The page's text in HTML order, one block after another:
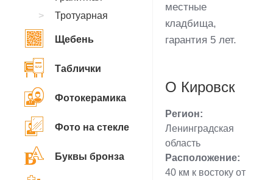
местные
кладбища,
гарантия 5 лет.
О Кировск
Регион:
Ленинградская
область
Расположение:
40 км к востоку от
Тротуарная
Щебень
Таблички
Фотокерамика
Фото на стекле
Буквы бронза